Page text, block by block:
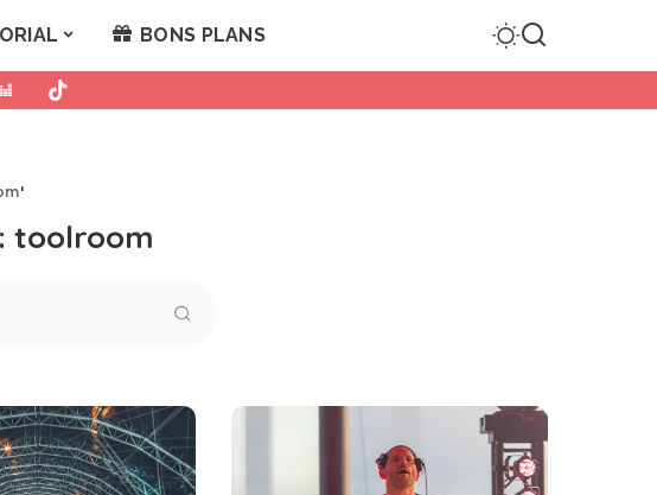
BONS PLANS
'
toolroom